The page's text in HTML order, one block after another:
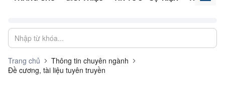
Trang chủ
Thông tin chuyên ngành
Đề cương, tài liệu tuyên truyền